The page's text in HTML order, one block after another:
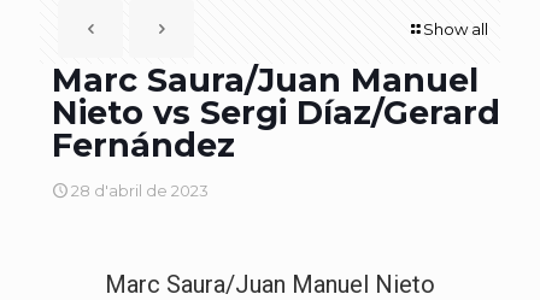
Show all
Marc Saura/Juan Manuel
Nieto vs Sergi Díaz/Gerard
Fernández
28 d'abril de 2023
Marc Saura/Juan Manuel Nieto